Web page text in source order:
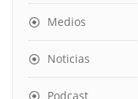
Medios
Noticias
Podcast